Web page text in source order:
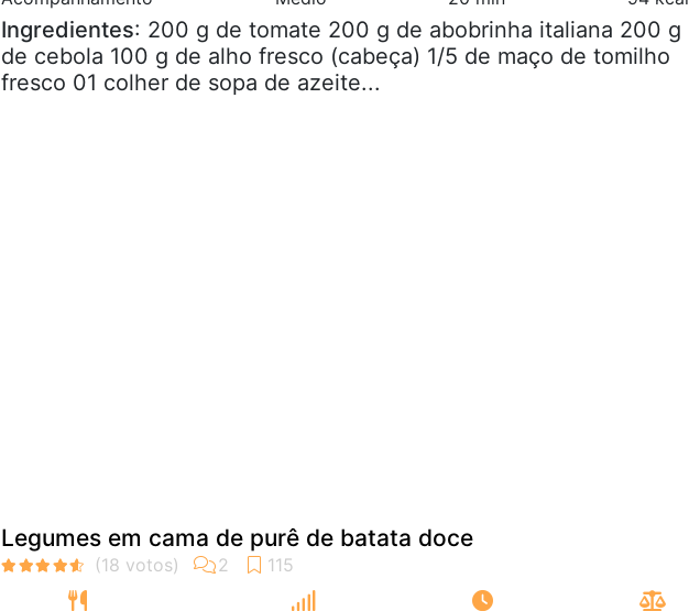
Ingredientes: 200 g de tomate 200 g de abobrinha italiana 200 g
de cebola 100 g de alho fresco (cabeça) 1/5 de maço de tomilho
fresco 01 colher de sopa de azeite...
Legumes em cama de purê de batata doce